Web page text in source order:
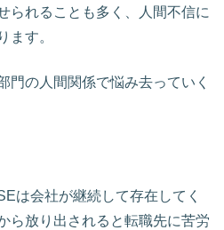
られることも多く、人間不信に
ます。
門の人間関係で悩み去っていく
は会社が継続して存在してく
ら放り出されると転職先に苦労